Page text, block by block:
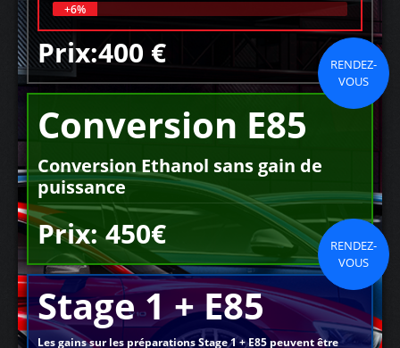
+6%
Prix:400 €
RENDEZ-
VOUS
Conversion E85
Conversion Ethanol sans gain de
puissance
Prix: 450€
RENDEZ-
VOUS
Stage 1 + E85
Les gains sur les préparations Stage 1 + E85 peuvent être